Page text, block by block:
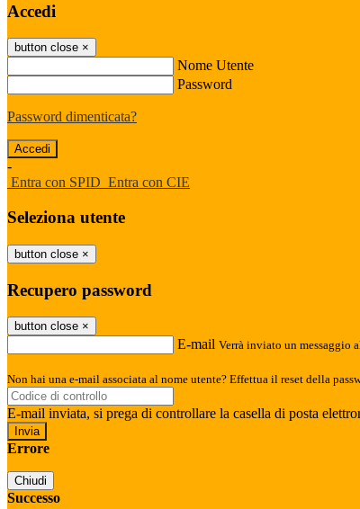
Accedi
button close ×
Nome Utente
Password
Password dimenticata?
-
Entra con SPID Entra con CIE
Seleziona utente
button close ×
Recupero password
button close ×
E-mail Verrà inviato un messaggio
Non hai una e-mail associata al nome utente? Effettua il reset della
E-mail inviata, si prega di controllare la casella di posta
Errore
Chiudi
Successo